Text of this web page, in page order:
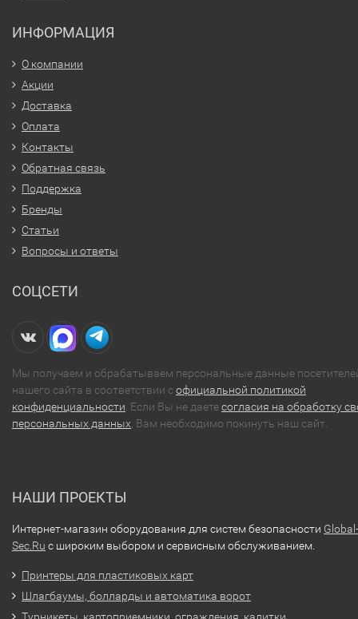
ИНФОРМАЦИЯ
О компании
Акции
Доставка
Оплата
Контакты
Обратная связь
Поддержка
Бренды
Статьи
Вопросы и ответы
СОЦСЕТИ
Мы получаем и обрабатываем персональные данные
нашего сайта в соответствии софициальной политикой
конфиденциальности . Если Вы не даетесогласия на обработку
персональных данных , Вам необходимо покинуть наш сайт.
НАШИ ПРОЕКТЫ
Интернет-магазин оборудования для систем безопасности Global-
Sec.Ru с широким выбором и сервисным обслуживанием.
Принтеры для пластиковых карт
Шлагбаумы, болларды и автоматика ворот